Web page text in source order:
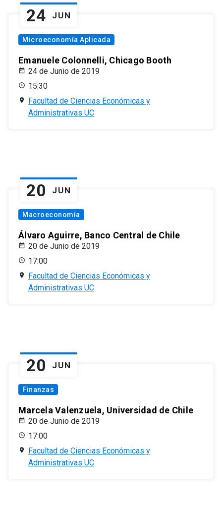
24 JUN
Microeconomía Aplicada
Emanuele Colonnelli, Chicago Booth
24 de Junio de 2019
15:30
Facultad de Ciencias Económicas y
Administrativas UC
20 JUN
Macroeconomía
Álvaro Aguirre, Banco Central de Chile
20 de Junio de 2019
17:00
Facultad de Ciencias Económicas y
Administrativas UC
20 JUN
Finanzas
Marcela Valenzuela, Universidad de Chile
20 de Junio de 2019
17:00
Facultad de Ciencias Económicas y
Administrativas UC